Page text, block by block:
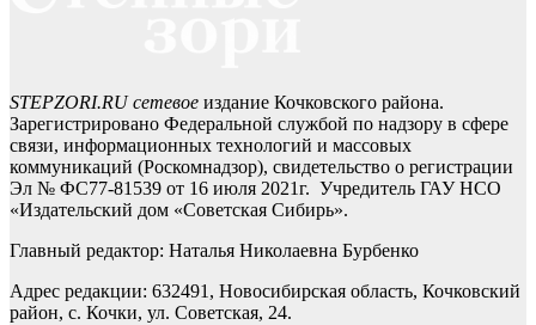
STEPZORI.RU сетевое издание Кочковского района.
Зарегистрировано Федеральной службой по надзору в сфере
связи, информационных технологий и массовых
коммуникаций (Роскомнадзор), свидетельство о регистрации
Эл № ФС77-81539 от 16 июля 2021г. Учредитель ГАУ НСО
«Издательский дом «Советская Сибирь».
Главный редактор: Наталья Николаевна Бурбенко
Адрес редакции: 632491, Новосибирская область, Кочковский
район, с. Кочки, ул. Советская, 24.